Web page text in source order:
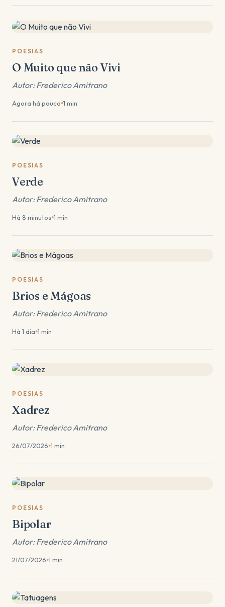
POESIAS
O Muito que não Vivi
Autor: Frederico Amitrano
Agora há pouco●1 min
POESIAS
Verde
Autor: Frederico Amitrano
Há 8 minutos●1 min
POESIAS
Brios e Mágoas
Autor: Frederico Amitrano
Há 1 dia●1 min
POESIAS
Xadrez
Autor: Frederico Amitrano
26/07/2026●1 min
POESIAS
Bipolar
Autor: Frederico Amitrano
21/07/2026●1 min